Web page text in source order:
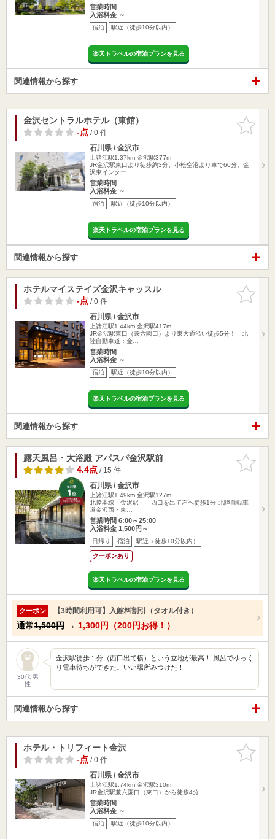
営業時間
入浴料金 ～
宿泊 駅近（徒歩10分以内）
楽天トラベルの宿泊プランを見る
関連情報から探す
お気に入
りに追加
金沢セントラルホテル（東館）
-点/ 0 件
石川県 / 金沢市
上諸江駅1.37km 金沢駅377m
JR金沢駅東口より徒歩約3分。小松空港より車で60分。金
沢東インター…
営業時間
入浴料金 ～
宿泊 駅近（徒歩10分以内）
楽天トラベルの宿泊プランを見る
関連情報から探す
お気に入
りに追加
ホテルマイステイズ金沢キャッスル
-点/ 0 件
石川県 / 金沢市
上諸江駅1.44km 金沢駅417m
JR金沢駅東口（兼六園口）より東大通沿い徒歩5分！ 北
陸自動車道：金…
営業時間
入浴料金 ～
宿泊 駅近（徒歩10分以内）
楽天トラベルの宿泊プランを見る
関連情報から探す
お気に入
りに追加
露天風呂・大浴殿 アパスパ金沢駅前
4.4点/ 15 件
石川県 / 金沢市
上諸江駅1.49km 金沢駅127m
北陸本線「金沢駅」 西口を出て左へ徒歩1分 北陸自動車
道金沢西・東…
営業時間 6:00～25:00
入浴料金 1,500円～
日帰り 宿泊 駅近（徒歩10分以内）
クーポンあり
楽天トラベルの宿泊プランを見る
クーポン 【3時間利用可】入館料割引（タオル付き）
通常1,500円 → 1,300円（200円お得！）
30代 男
性
金沢駅徒歩１分（西口出て横）という立地が最高！ 風呂でゆっく
り電車待ちができた。いい場所みつけた！
関連情報から探す
お気に入
りに追加
ホテル・トリフィート金沢
-点/ 0 件
石川県 / 金沢市
上諸江駅1.74km 金沢駅310m
JR金沢駅兼六園口（東口）から徒歩4分
営業時間
入浴料金 ～
宿泊 駅近（徒歩10分以内）